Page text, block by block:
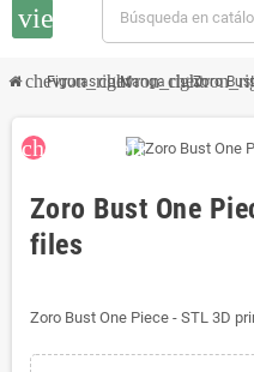
view_headline
chevron_right
Figuraschevron_right
Manga Zoro
chevron_left
Zoro Bust One
files
Zoro Bust One Piece - STL 3D